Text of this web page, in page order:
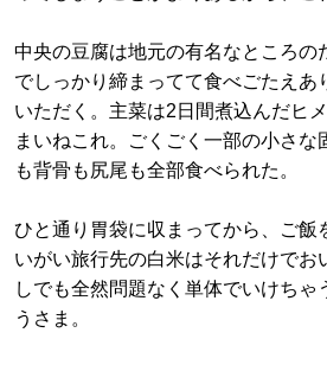
中央の豆腐は地元の有名なところの
でしっかり締まってて食べごたえあ
いただく。主菜は2日間煮込んだヒ
まいねこれ。ごくごく一部の小さな
も背骨も尻尾も全部食べられた。
ひと通り胃袋に収まってから、ご飯
いがい旅行先の白米はそれだけでお
しでも全然問題なく単体でいけちゃ
うさま。